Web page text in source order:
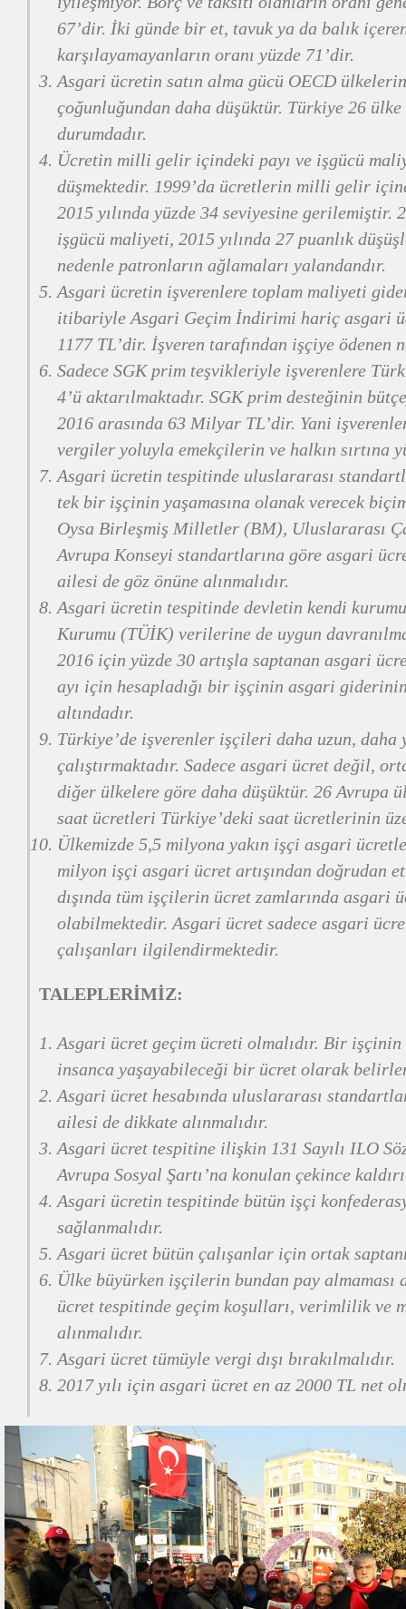
67’dir. İki günde bir et, tavuk ya da balık
karşılayamayanların oranı yüzde 71’dir.
Asgari ücretin satın alma gücü OECD
çoğunluğundan daha düşüktür. Türkiye 26
durumdadır.
Ücretin milli gelir içindeki payı ve işgücü
düşmektedir. 1999’da ücretlerin milli gelir
2015 yılında yüzde 34 seviyesine gerilemiştir.
işgücü maliyeti, 2015 yılında 27 puanlık
nedenle patronların ağlamaları yalandandır.
Asgari ücretin işverenlere toplam maliyeti
itibariyle Asgari Geçim İndirimi hariç asgari
1177 TL’dir. İşveren tarafından işçiye ödenen
Sadece SGK prim teşvikleriyle işverenlere
4’ü aktarılmaktadır. SGK prim desteğinin
2016 arasında 63 Milyar TL’dir. Yani
vergiler yoluyla emekçilerin ve halkın sırtına
Asgari ücretin tespitinde uluslararası
tek bir işçinin yaşamasına olanak verecek
Oysa Birleşmiş Milletler (BM), Uluslararası
Avrupa Konseyi standartlarına göre asgari
ailesi de göz önüne alınmalıdır.
Asgari ücretin tespitinde devletin kendi
Kurumu (TÜİK) verilerine de uygun
2016 için yüzde 30 artışla saptanan asgari
ayı için hesapladığı bir işçinin asgari
altındadır.
Türkiye’de işverenler işçileri daha uzun, daha
çalıştırmaktadır. Sadece asgari ücret değil,
diğer ülkelere göre daha düşüktür. 26 Avrupa
saat ücretleri Türkiye’deki saat ücretlerinin
Ülkemizde 5,5 milyona yakın işçi asgari
milyon işçi asgari ücret artışından doğrudan
dışında tüm işçilerin ücret zamlarında asgari
olabilmektedir. Asgari ücret sadece asgari
çalışanları ilgilendirmektedir.
TALEPLERİMİZ:
Asgari ücret geçim ücreti olmalıdır. Bir
insanca yaşayabileceği bir ücret olarak
Asgari ücret hesabında uluslararası
ailesi de dikkate alınmalıdır.
Asgari ücret tespitine ilişkin 131 Sayılı ILO
Avrupa Sosyal Şartı’na konulan çekince
Asgari ücretin tespitinde bütün işçi
sağlanmalıdır.
Asgari ücret bütün çalışanlar için ortak
Ülke büyürken işçilerin bundan pay
ücret tespitinde geçim koşulları, verimlilik ve
alınmalıdır.
Asgari ücret tümüyle vergi dışı bırakılmalıdır.
2017 yılı için asgari ücret en az 2000 TL net